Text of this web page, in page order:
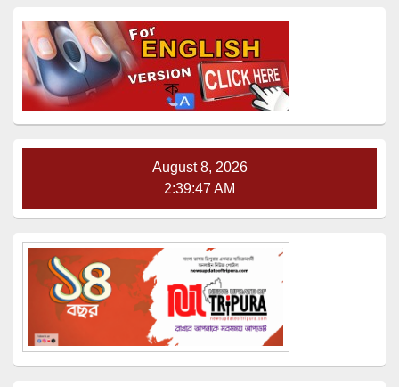
Sidebar
Widget
Area
August 8, 2026
2:39:48 AM